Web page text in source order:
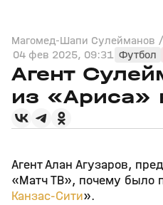
Магомед‑Шапи Сулейманов
04 фев 2025, 09:31 Футбол
Агент
из «Ариса»
Агент Алан Агузаров,
«Матч ТВ», почему было
Канзас‑Сити».